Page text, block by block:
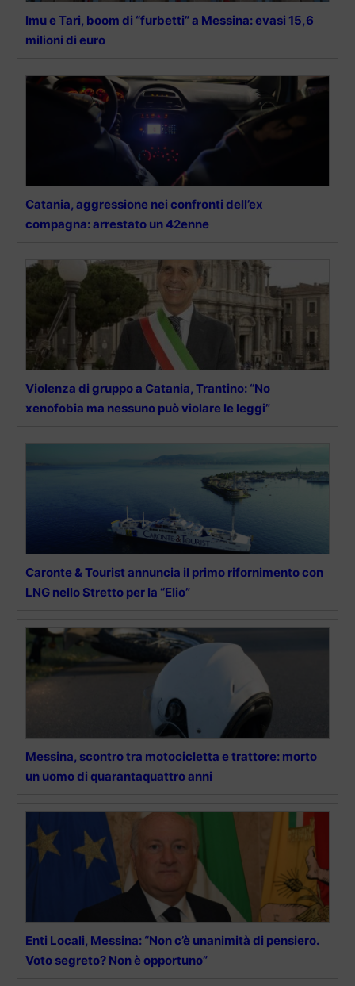
Imu e Tari, boom di “furbetti” a Messina: evasi 15,6
milioni di euro
Catania, aggressione nei confronti dell’ex
compagna: arrestato un 42enne
Violenza di gruppo a Catania, Trantino: “No
xenofobia ma nessuno può violare le leggi”
Caronte & Tourist annuncia il primo rifornimento con
LNG nello Stretto per la “Elio”
Messina, scontro tra motocicletta e trattore: morto
un uomo di quarantaquattro anni
Enti Locali, Messina: “Non c’è unanimità di pensiero.
Voto segreto? Non è opportuno”